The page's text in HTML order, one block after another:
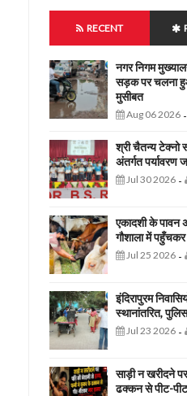
RECENT
नगर निगम
सड़क पर चलना हुआ
मुसीबत
Aug 06 2026-
श्री चैतन्य टेक्नो
अंतर्गत पर्यावरण
Jul 30 2026-
एकादशी के पावन
गौशाला में पहुँचकर
Jul 25 2026-
इंदिरापुरम
स्थानांतरित,
Jul 23 2026-
साड़ी न खरीदने
ढक्कन से पीट-